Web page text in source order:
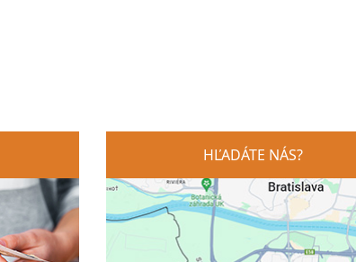
HĽADÁTE NÁS?